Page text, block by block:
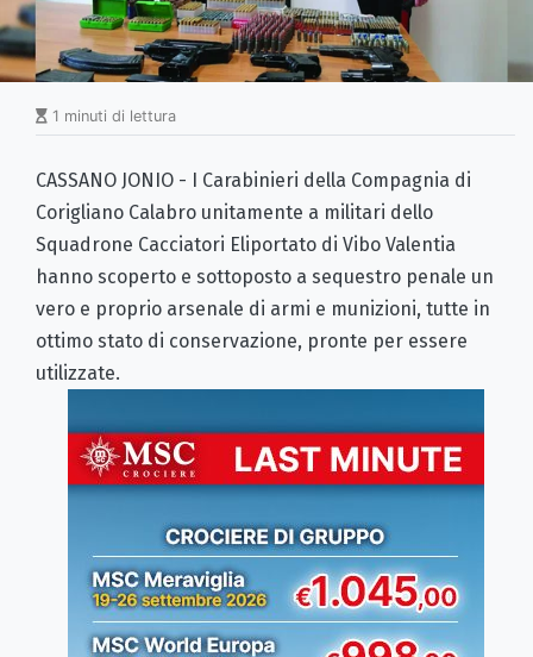
1 minuti di lettura
CASSANO JONIO - I Carabinieri della Compagnia di
Corigliano Calabro unitamente a militari dello
Squadrone Cacciatori Eliportato di Vibo Valentia
hanno scoperto e sottoposto a sequestro penale un
vero e proprio arsenale di armi e munizioni, tutte in
ottimo stato di conservazione, pronte per essere
utilizzate.